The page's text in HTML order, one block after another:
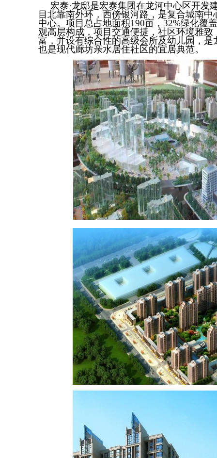
宏泰·龙邸是宏泰集团在龙河中心区开发
目北靠南外环，西傍银河路，是复合城南
中心。项目总占地面积190亩，32%绿化覆
观高层构成，项目交通便捷，社区环境雅
富，并设有综合性的高级会所及幼儿园，
也是现代廊坊亲水居住社区的宜居典范。